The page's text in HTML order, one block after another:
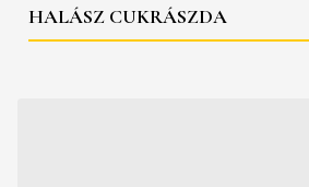
HALÁSZ CUKRÁSZDA